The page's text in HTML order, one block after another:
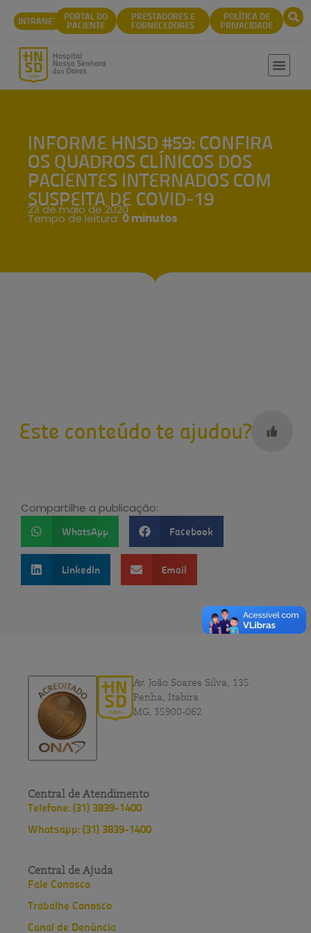
conteúdo
INTRANET PORTAL DO
PACIENTE
PRESTADORES E
FORNECEDORES
POLÍTICA DE
PRIVACIDADE
INFORME HNSD #59: CONFIRA
OS QUADROS CLÍNICOS DOS
PACIENTES INTERNADOS COM
SUSPEITA DE COVID-19
23 de maio de 2020
Tempo de leitura: 0 minutos
Este conteúdo te ajudou?
Compartilhe a publicação:
WhatsApp Facebook
LinkedIn Email
Av. João Soares Silva, 135
Penha, Itabira
MG, 35900-062
Central de Atendimento
Telefone: (31) 3839-1400
Whatsapp: (31) 3839-1400
Central de Ajuda
Fale Conosco
Trabalhe Conosco
Canal de Denúncia